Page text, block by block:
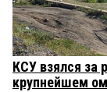
КСУ взялся за
крупнейшем